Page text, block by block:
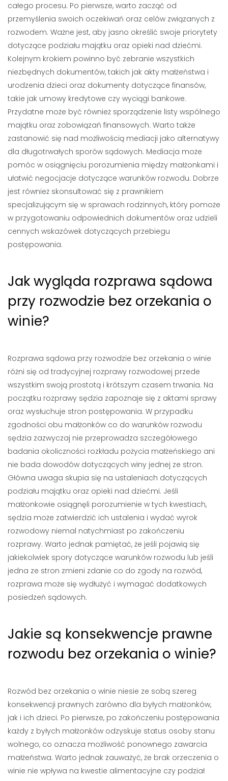
całego procesu. Po pierwsze, warto zacząć od
przemyślenia swoich oczekiwań oraz celów związanych z
rozwodem. Ważne jest, aby jasno określić swoje priorytety
dotyczące podziału majątku oraz opieki nad dziećmi.
Kolejnym krokiem powinno być zebranie wszystkich
niezbędnych dokumentów, takich jak akty małżeństwa i
urodzenia dzieci oraz dokumenty dotyczące finansów,
takie jak umowy kredytowe czy wyciągi bankowe.
Przydatne może być również sporządzenie listy wspólnego
majątku oraz zobowiązań finansowych. Warto także
zastanowić się nad możliwością mediacji jako alternatywy
dla długotrwałych sporów sądowych. Mediacja może
pomóc w osiągnięciu porozumienia między małżonkami i
ułatwić negocjacje dotyczące warunków rozwodu. Dobrze
jest również skonsultować się z prawnikiem
specjalizującym się w sprawach rodzinnych, który pomoże
w przygotowaniu odpowiednich dokumentów oraz udzieli
cennych wskazówek dotyczących przebiegu
postępowania.
Jak wygląda rozprawa sądowa
przy rozwodzie bez orzekania o
winie?
Rozprawa sądowa przy rozwodzie bez orzekania o winie
różni się od tradycyjnej rozprawy rozwodowej przede
wszystkim swoją prostotą i krótszym czasem trwania. Na
początku rozprawy sędzia zapoznaje się z aktami sprawy
oraz wysłuchuje stron postępowania. W przypadku
zgodności obu małżonków co do warunków rozwodu
sędzia zazwyczaj nie przeprowadza szczegółowego
badania okoliczności rozkładu pożycia małżeńskiego ani
nie bada dowodów dotyczących winy jednej ze stron.
Główna uwaga skupia się na ustaleniach dotyczących
podziału majątku oraz opieki nad dziećmi. Jeśli
małżonkowie osiągnęli porozumienie w tych kwestiach,
sędzia może zatwierdzić ich ustalenia i wydać wyrok
rozwodowy niemal natychmiast po zakończeniu
rozprawy. Warto jednak pamiętać, że jeśli pojawią się
jakiekolwiek spory dotyczące warunków rozwodu lub jeśli
jedna ze stron zmieni zdanie co do zgody na rozwód,
rozprawa może się wydłużyć i wymagać dodatkowych
posiedzeń sądowych.
Jakie są konsekwencje prawne
rozwodu bez orzekania o winie?
Rozwód bez orzekania o winie niesie ze sobą szereg
konsekwencji prawnych zarówno dla byłych małżonków,
jak i ich dzieci. Po pierwsze, po zakończeniu postępowania
każdy z byłych małżonków odzyskuje status osoby stanu
wolnego, co oznacza możliwość ponownego zawarcia
małżeństwa. Warto jednak zauważyć, że brak orzeczenia o
winie nie wpływa na kwestie alimentacyjne czy podział